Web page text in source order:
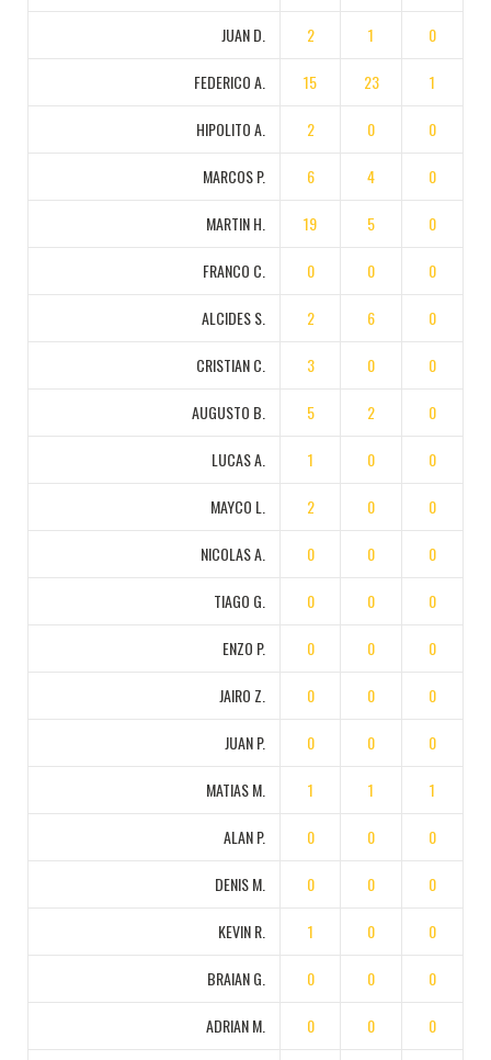
JUAN D. 2 1 0
FEDERICO A. 15 23 1
HIPOLITO A. 2 0 0
MARCOS P. 6 4 0
MARTIN H. 19 5 0
FRANCO C. 0 0 0
ALCIDES S. 2 6 0
CRISTIAN C. 3 0 0
AUGUSTO B. 5 2 0
LUCAS A. 1 0 0
MAYCO L. 2 0 0
NICOLAS A. 0 0 0
TIAGO G. 0 0 0
ENZO P. 0 0 0
JAIRO Z. 0 0 0
JUAN P. 0 0 0
MATIAS M. 1 1 1
ALAN P. 0 0 0
DENIS M. 0 0 0
KEVIN R. 1 0 0
BRAIAN G. 0 0 0
ADRIAN M. 0 0 0